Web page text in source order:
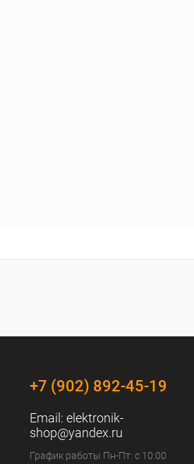
+7 (902) 892-45-19
Email: elektronik-
shop@yandex.ru
График работы Пн-Пт: с 10:00